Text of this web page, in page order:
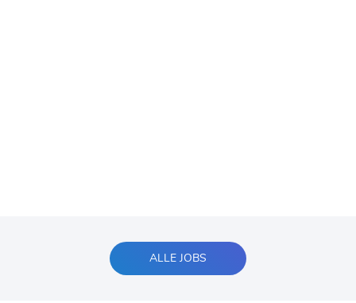
ALLE JOBS